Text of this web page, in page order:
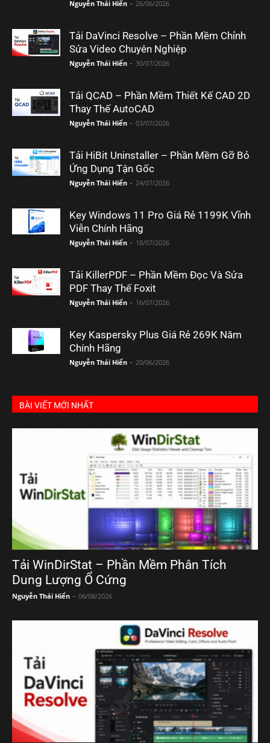
Nguyễn Thái Hiển - 26/06/2026
Tải DaVinci Resolve – Phần Mềm Chỉnh
Sửa Video Chuyên Nghiệp
Nguyễn Thái Hiển - 30/07/2026
Tải QCAD – Phần Mềm Thiết Kế CAD 2D
Thay Thế AutoCAD
Nguyễn Thái Hiển - 03/07/2026
Tải HiBit Uninstaller – Phần Mềm Gỡ Bỏ
Ứng Dụng Tận Gốc
Nguyễn Thái Hiển - 24/07/2026
Key Windows 11 Pro Giá Rẻ 1199K Vĩnh
Viễn Chính Hãng
Nguyễn Thái Hiển - 18/07/2026
Tải KillerPDF – Phần Mềm Đọc Và Sửa
PDF Thay Thế Foxit
Nguyễn Thái Hiển - 16/07/2026
Key Kaspersky Plus Giá Rẻ 269K Năm
Chính Hãng
Nguyễn Thái Hiển - 20/06/2026
BÀI VIẾT MỚI NHẤT
Tải WinDirStat – Phần Mềm Phân Tích
Dung Lượng Ổ Cứng
Nguyễn Thái Hiển - 06/08/2026